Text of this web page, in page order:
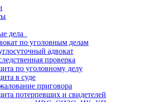
дела
по уголовным делам
адвокат
проверка
по уголовному делу
в суде
приговора
потерпевших и свидетелей